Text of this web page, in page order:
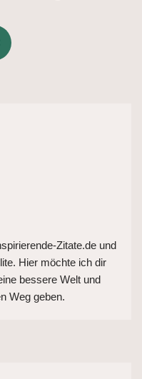
Zitate.de und
Hier möchte ich dir
bessere Welt und
Weg geben.